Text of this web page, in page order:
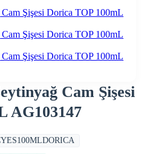
Cam Şişesi
AG103147